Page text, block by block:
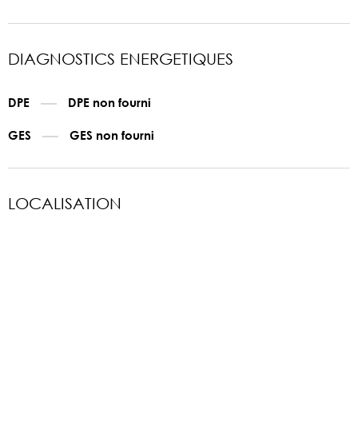
DIAGNOSTICS ENERGETIQUES
DPE DPE non fourni
GES GES non fourni
LOCALISATION